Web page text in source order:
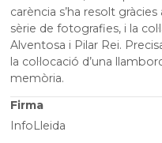
carència s’ha resolt
sèrie de fotografies, i la
Alventosa i Pilar Rei.
la col·locació d’una
memòria.
Firma
InfoLleida